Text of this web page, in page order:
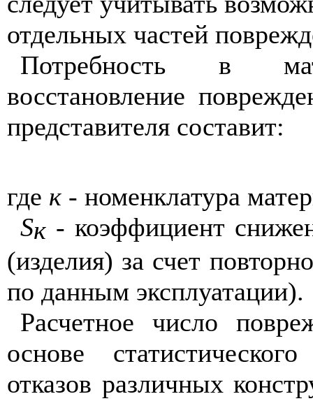
отдельных частей п
Потребность в
восстановление
представителя составит:
где к - номенклатура
Sк- коэффициент
(изделия) за счет
по данным эксплуатации).
Расчетное число
основе
отказов различных